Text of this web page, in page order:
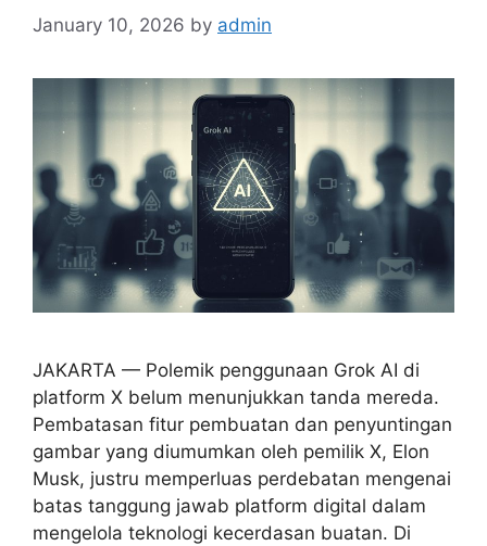
January 10, 2026 by admin
JAKARTA — Polemik penggunaan Grok AI di
platform X belum menunjukkan tanda mereda.
Pembatasan fitur pembuatan dan penyuntingan
gambar yang diumumkan oleh pemilik X, Elon
Musk, justru memperluas perdebatan mengenai
batas tanggung jawab platform digital dalam
mengelola teknologi kecerdasan buatan. Di